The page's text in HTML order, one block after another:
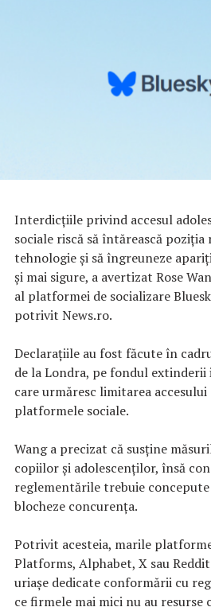
Interdicţiile privind accesul
sociale riscă să întărească
tehnologie şi să îngreuneze
şi mai sigure, a avertizat Rose
al platformei de socializare
potrivit News.ro.
Declaraţiile au fost făcute în
de la Londra, pe fondul
care urmăresc limitarea
platformele sociale.
Wang a precizat că susţine
copiilor şi adolescenţilor, însă
reglementările trebuie
blocheze concurenţa.
Potrivit acesteia, marile
Platforms, Alphabet, X sau
uriaşe dedicate conformării cu
ce firmele mai mici nu au resurse